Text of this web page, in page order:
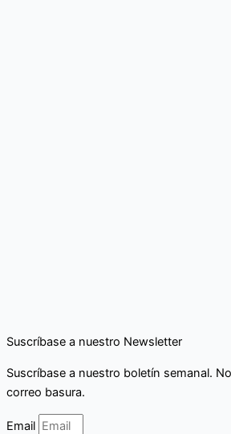
Suscríbase a nuestro Newsletter
Suscríbase a nuestro boletín semanal.
correo basura.
Email